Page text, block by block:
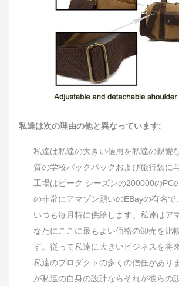
私達は次の理由の他と異なっています:
私達は私達の大きい信用を私達の親愛
質の学校バックパックおよび旅行袋に
工場はピーク シーズンの200000のPC
の非常にアマゾン願いのEBayの有名で
いつも毎月特に供給します。 私達はア
なたにここに最もよい価格の卸売を比
す。従って私達に大きいビジネスを将
私達のプロダクトの多くの信任がありま
が私達の自身の設計ならそれが彼らの